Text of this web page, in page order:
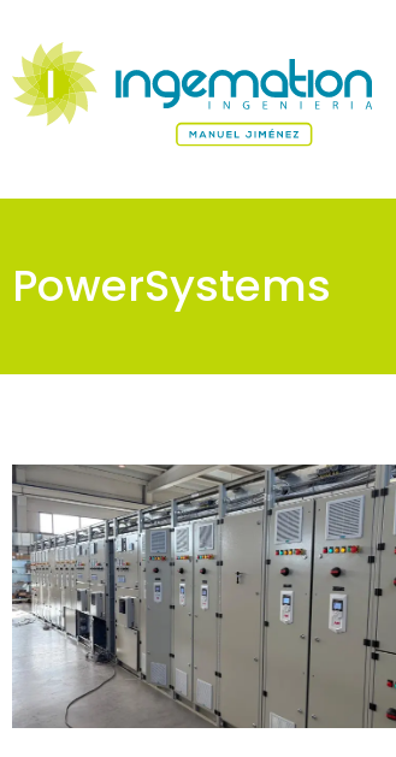
PowerSystems